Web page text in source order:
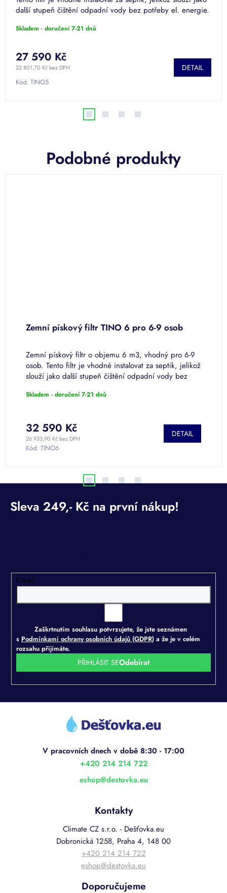
další stupeň čištění odpadní vody bez potřeby el. energie.
Skladem - doručení 7-21 dnů
22 801,70 Kč bez DPH
27 590 Kč
DETAIL
Kód: TINO5
Podobné produkty
Zemní pískový filtr TINO 6 pro 6-9 osob
Zemní pískový filtr o objemu 6 m3, vhodný pro 6-9
osob. Tento filtr je vhodné instalovat za septik, jelikož
slouží jako další stupeň čištění odpadní vody bez
Skladem - doručení 7-21 dnů
26 933,90 Kč bez DPH
32 590 Kč DETAIL
Kód: TINO6
E-mail
Zaškrtnutím souhlasu potvrzujete, že jste seznámen
s Podmínkami ochrany osobních údajů (GDPR)a že je v celém
rozsahu přijímáte.
PŘIHLÁSIT SE
Z
eshop@destovka.eu
+420 214 214 722
Kontakty
Climate CZ s.r.o. - Dešťovka.eu
Dobronická 1258, Praha 4, 148 00
+420 214 214 722
eshop@destovka.eu
Doporučujeme